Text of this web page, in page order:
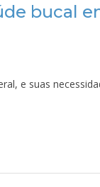
bucal
e suas